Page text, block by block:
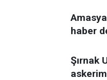
haber
Şırnak